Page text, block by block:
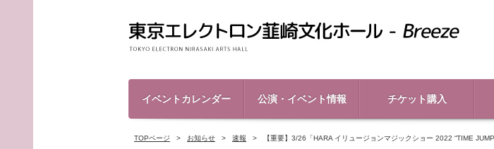
イベントカレンダー 公演・イベント情報 チケット購入
TOPページ お知らせ 速報 【重要】3/26「HARA イリュージョンマジックショー 2022 “TIME